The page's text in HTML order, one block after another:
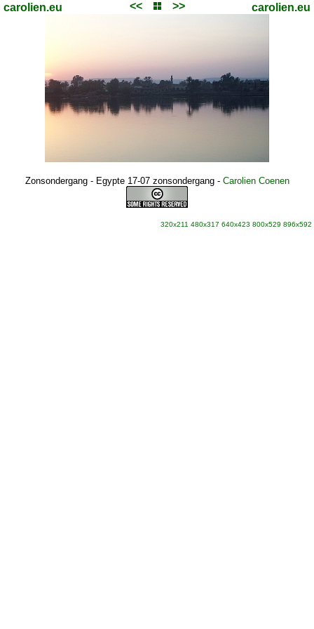
carolien.eu << >> carolien.eu
Zonsondergang - Egypte 17-07 zonsondergang- Carolien Coenen
320x211 480x317 640x423 800x529 896x592